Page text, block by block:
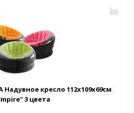
Надувное кресло 112х109х69см
3 цвета